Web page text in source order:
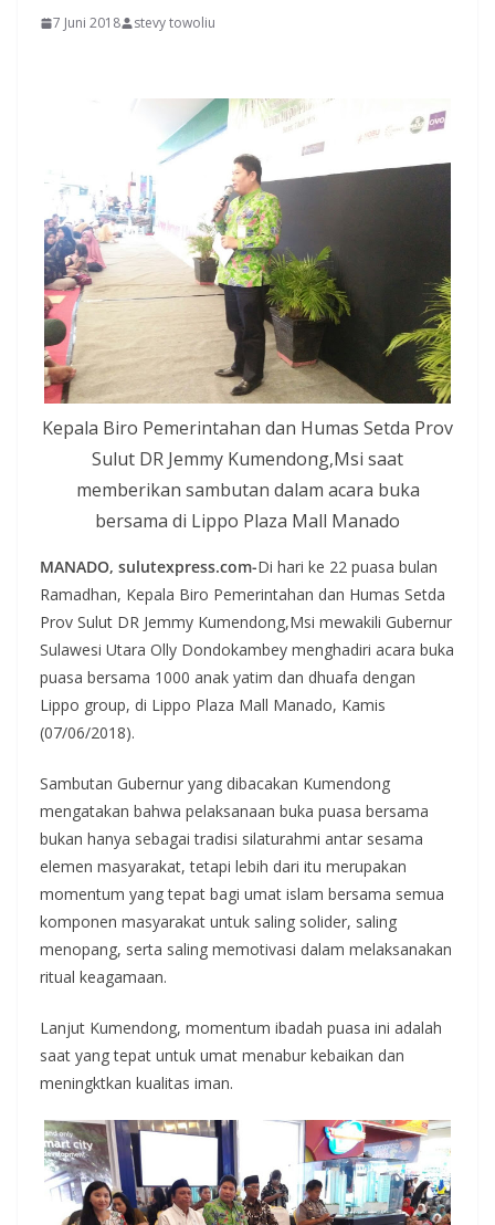
7 Juni 2018 stevy towoliu
Kepala Biro Pemerintahan dan Humas Setda Prov
Sulut DR Jemmy Kumendong,Msi saat
memberikan sambutan dalam acara buka
bersama di Lippo Plaza Mall Manado
MANADO, sulutexpress.com-Di hari ke 22 puasa bulan
Ramadhan, Kepala Biro Pemerintahan dan Humas Setda
Prov Sulut DR Jemmy Kumendong,Msi mewakili Gubernur
Sulawesi Utara Olly Dondokambey menghadiri acara buka
puasa bersama 1000 anak yatim dan dhuafa dengan
Lippo group, di Lippo Plaza Mall Manado, Kamis
(07/06/2018).
Sambutan Gubernur yang dibacakan Kumendong
mengatakan bahwa pelaksanaan buka puasa bersama
bukan hanya sebagai tradisi silaturahmi antar sesama
elemen masyarakat, tetapi lebih dari itu merupakan
momentum yang tepat bagi umat islam bersama semua
komponen masyarakat untuk saling solider, saling
menopang, serta saling memotivasi dalam melaksanakan
ritual keagamaan.
Lanjut Kumendong, momentum ibadah puasa ini adalah
saat yang tepat untuk umat menabur kebaikan dan
meningktkan kualitas iman.